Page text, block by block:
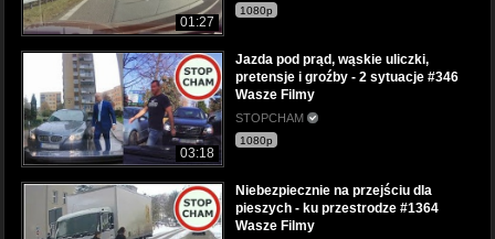
01:27
1080p
03:18
Jazda pod prąd, wąskie uliczki,
pretensje i groźby - 2 sytuacje #346
Wasze Filmy
STOPCHAM
1080p
Niebezpiecznie na przejściu dla
pieszych - ku przestrodze #1364
Wasze Filmy